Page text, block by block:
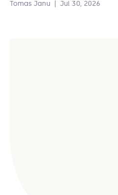
Tomas Janu Jul 30, 2026